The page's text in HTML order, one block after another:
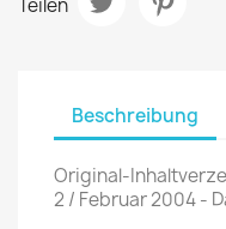
Teilen
Beschreibung
Original-
2 / Februar 2004 -